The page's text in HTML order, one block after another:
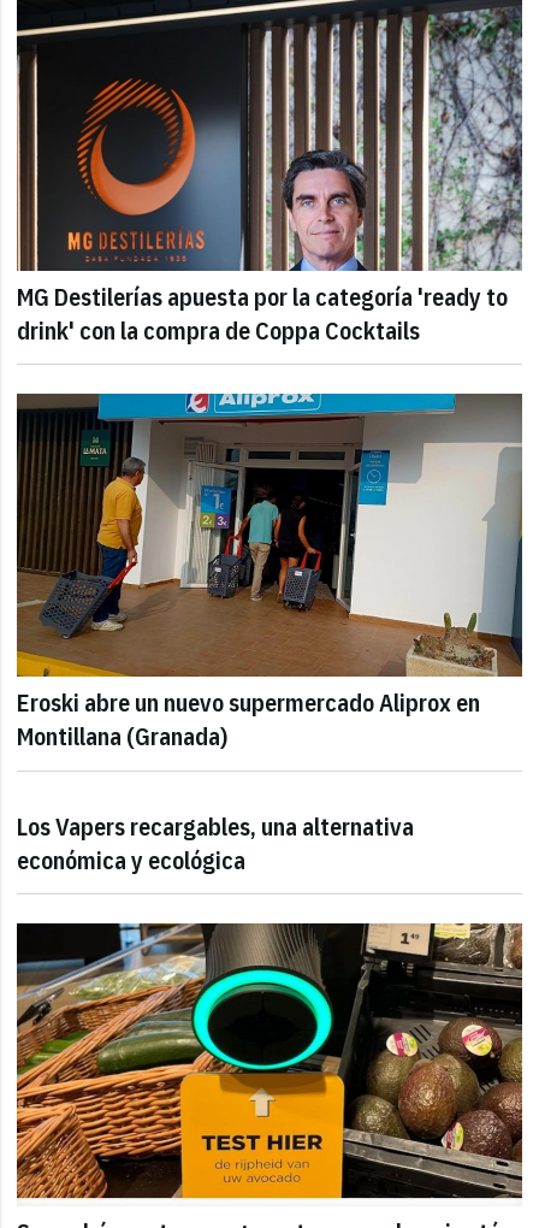
MG Destilerías apuesta por la categoría 'ready to
drink' con la compra de Coppa Cocktails
Eroski abre un nuevo supermercado Aliprox en
Montillana (Granada)
Los Vapers recargables, una alternativa
económica y ecológica